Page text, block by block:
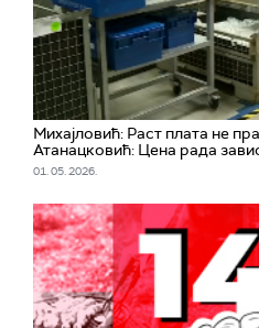
Михајловић: Раст плата не
Атанацковић: Цена рада
01. 05. 2026.